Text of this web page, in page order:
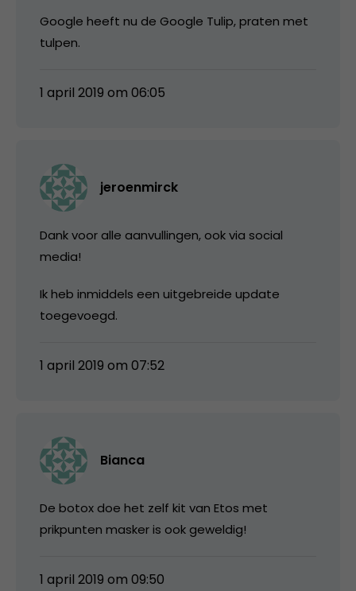
Google heeft nu de Google Tulip, praten met
tulpen.
1 april 2019 om 06:05
jeroenmirck
Dank voor alle aanvullingen, ook via social
media!
Ik heb inmiddels een uitgebreide update
toegevoegd.
1 april 2019 om 07:52
Bianca
De botox doe het zelf kit van Etos met
prikpunten masker is ook geweldig!
1 april 2019 om 09:50